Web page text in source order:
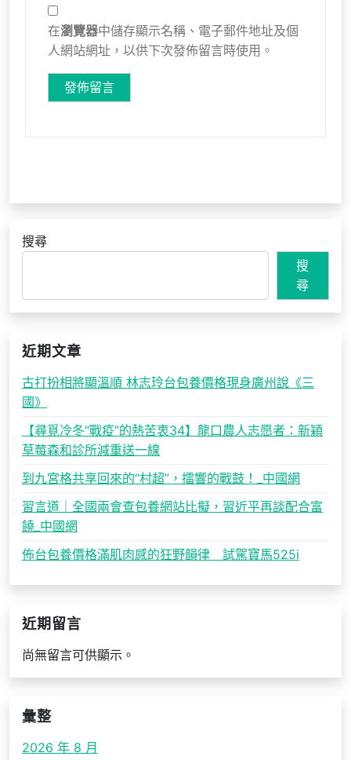
在瀏覽器中儲存顯示名稱、電子郵件地址及個
人網站網址，以供下次發佈留言時使用。
搜尋
搜
尋
近期文章
古打扮相將顯溫順 林志玲台包養價格現身廣州說《三
國》
【尋覓冷冬“戰疫”的熱苦衷34】龍口農人志愿者：新穎
草莓森和診所減重送一線
到九宮格共享回來的“村超”，擂響的戰鼓！_中國網
習言道｜全國兩會查包養網站比擬，習近平再談配合富
饒_中國網
佈台包養價格滿肌肉感的狂野韻律 試駕寶馬525i
近期留言
尚無留言可供顯示。
彙整
2026 年 8 月